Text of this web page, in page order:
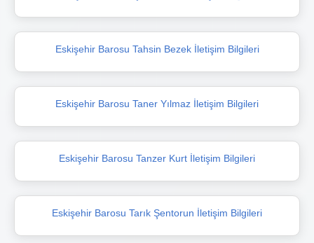
Eskişehir Barosu Tahsin Bezek İletişim Bilgileri
Eskişehir Barosu Taner Yılmaz İletişim Bilgileri
Eskişehir Barosu Tanzer Kurt İletişim Bilgileri
Eskişehir Barosu Tarık Şentorun İletişim Bilgileri